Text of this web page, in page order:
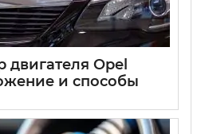
Opel
и способы